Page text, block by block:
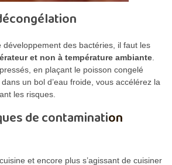
développement des bactéries, il faut les
et non à température ambiante
en plaçant le poisson congelé
un bol d’eau froide, vous accélérez la
les risques.
de contamination
et encore plus s’agissant de cuisiner